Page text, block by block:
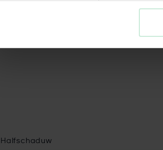
Halfschaduw